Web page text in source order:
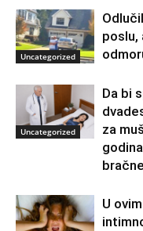
Uncategorized
poslu,
Uncategorized
Da bi
za
U